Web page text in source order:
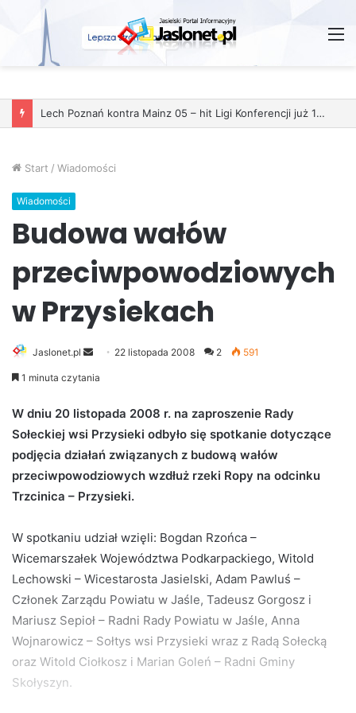
Start / Wiadomości
Wiadomości
Budowa wałów
przeciwpowodziowych
w Przysiekach
Jaslonet.pl
e
d
a
a
l
22 listopada 2008 2 591
1 minuta czytania
W dniu 20 listopada 2008 r. na zaproszenie Rady
Sołeckiej wsi Przysieki odbyło się spotkanie dotyczące
podjęcia działań związanych z budową wałów
przeciwpowodziowych wzdłuż rzeki Ropy na odcinku
Trzcinica – Przysieki.
W spotkaniu udział wzięli: Bogdan Rzońca –
Wicemarszałek Województwa Podkarpackiego, Witold
Lechowski – Wicestarosta Jasielski, Adam Pawluś –
Członek Zarządu Powiatu w Jaśle, Tadeusz Gorgosz i
Mariusz Sepioł – Radni Rady Powiatu w Jaśle, Anna
Wojnarowicz – Sołtys wsi Przysieki wraz z Radą Sołecką
oraz Witold Ciołkosz i Marian Goleń – Radni Gminy
Skołyszyn.